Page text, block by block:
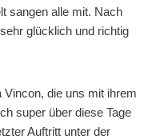
sangen alle mit. Nach
glücklich und richtig
Vincon, die uns mit ihrem
super über diese Tage
Auftritt unter der